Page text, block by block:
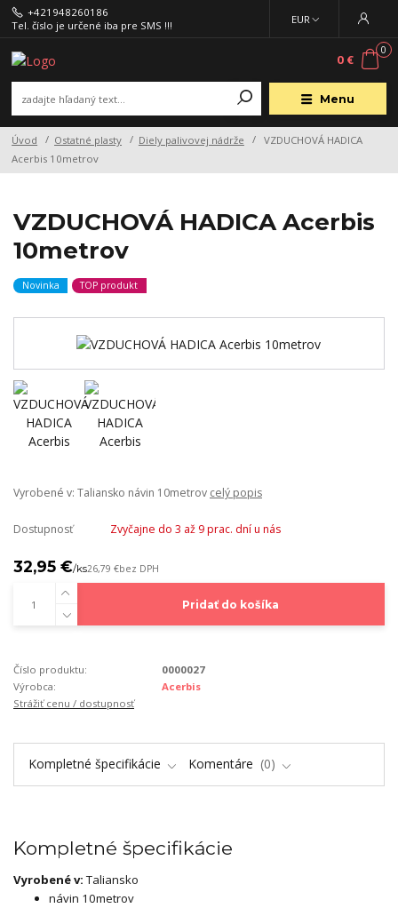
Menu
EUR
+421948260186
Tel. číslo je určené iba pre SMS !!!
0
0 €
Úvod Ostatné plasty Diely palivovej nádrže
VZDUCHOVÁ HADICA
Acerbis 10metrov
VZDUCHOVÁ HADICA Acerbis
10metrov
Novinka TOP produkt
Vyrobené v: Taliansko návin 10metrov celý popis
Dostupnosť Zvyčajne do 3 až 9 prac. dní u nás
32,95 €/ks26,79 €bez DPH
Pridať do košíka
Číslo produktu:
0000027
Výrobca:
Acerbis
Strážiť cenu / dostupnosť
Kompletné špecifikácie Komentáre 0
Kompletné špecifikácie
Vyrobené v: Taliansko
návin 10metrov